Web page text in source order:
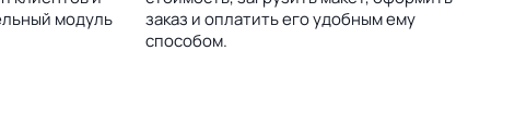
модуль
заказ и оплатить его удобным ему
способом.